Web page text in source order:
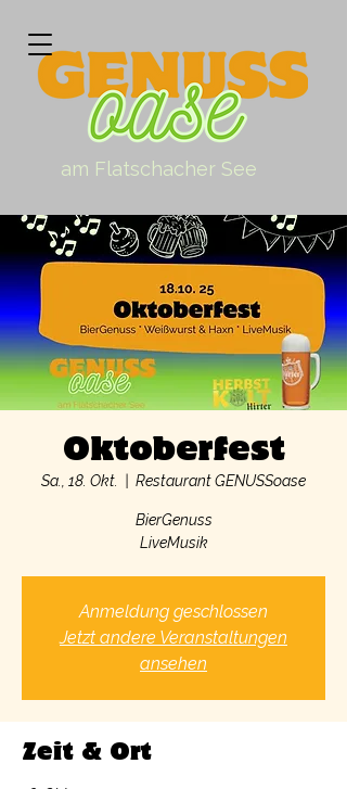
am Flatschacher See
Oktoberfest
Sa., 18. Okt. Restaurant GENUSSoase
BierGenuss
LiveMusik
Anmeldung geschlossen
Jetzt andere Veranstaltungen
ansehen
Zeit & Ort